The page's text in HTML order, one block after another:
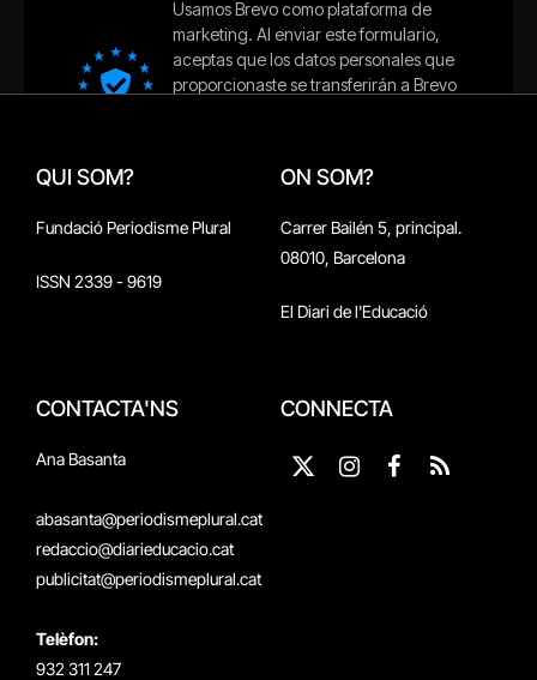
QUI SOM?
Fundació Periodisme Plural
ISSN 2339 - 9619
ON SOM?
Carrer Bailén 5, principal.
08010, Barcelona
El Diari de l'Educació
CONTACTA'NS
Ana Basanta
abasanta@periodismeplural.cat
redaccio@diarieducacio.cat
publicitat@periodismeplural.cat
Telèfon:
932 311 247
CONNECTA
X
Instagram
Facebook
RSS